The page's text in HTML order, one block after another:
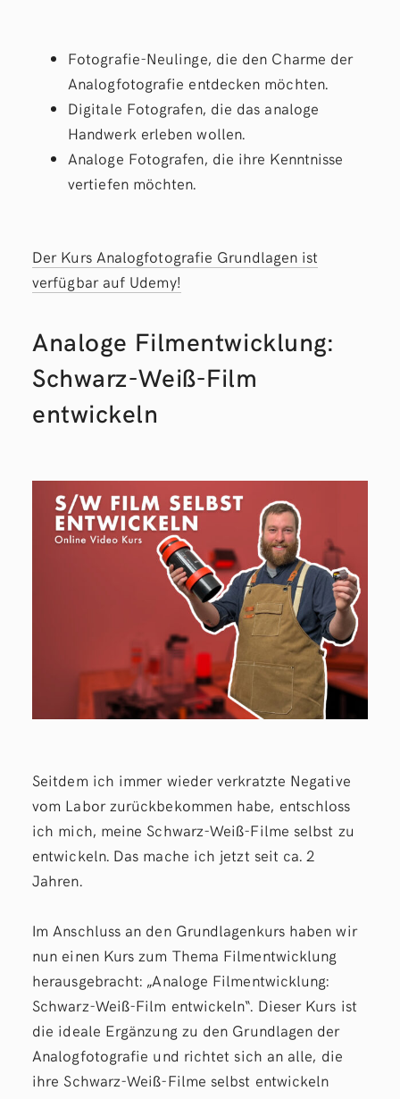
Fotografie-Neulinge, die den Charme der
Analogfotografie entdecken möchten.
Digitale Fotografen, die das analoge
Handwerk erleben wollen.
Analoge Fotografen, die ihre Kenntnisse
vertiefen möchten.
Der Kurs Analogfotografie Grundlagen ist
verfügbar auf Udemy!
Analoge Filmentwicklung:
Schwarz-Weiß-Film
entwickeln
Seitdem ich immer wieder verkratzte Negative
vom Labor zurückbekommen habe, entschloss
ich mich, meine Schwarz-Weiß-Filme selbst zu
entwickeln. Das mache ich jetzt seit ca. 2
Jahren.
Im Anschluss an den Grundlagenkurs haben wir
nun einen Kurs zum Thema Filmentwicklung
herausgebracht: „Analoge Filmentwicklung:
Schwarz-Weiß-Film entwickeln“. Dieser Kurs ist
die ideale Ergänzung zu den Grundlagen der
Analogfotografie und richtet sich an alle, die
ihre Schwarz-Weiß-Filme selbst entwickeln